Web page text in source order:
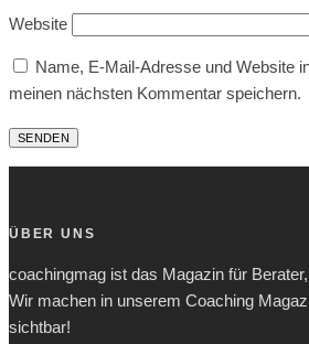
Website
Name, E-Mail-Adresse und Website
meinen nächsten Kommentar speichern.
ÜBER UNS
coachingmag ist das Magazin für
Wir machen in unserem Coaching
sichtbar!